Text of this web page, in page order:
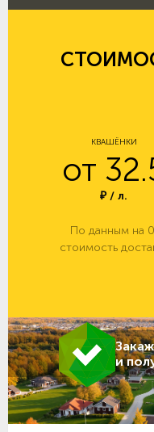
КВАШЁНКИ
от
₽ / л.
По данным на
стоимость
и